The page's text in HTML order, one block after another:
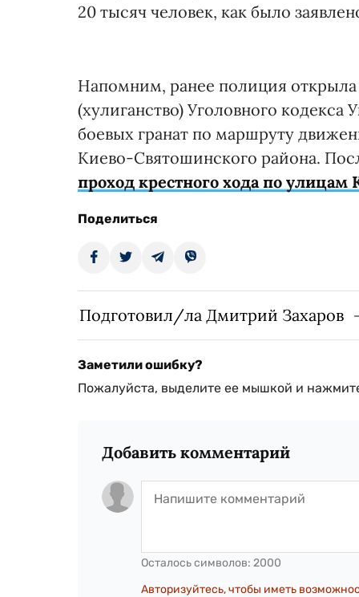
20 тысяч человек, как было
Напомним, ранее полиция открыла
(хулиганство) Уголовного
боевых гранат по маршруту
Киево-Святошинского района.
проход крестного хода по улицам
Поделиться
Подготовил/ла Дмитрий Захаров
Заметили ошибку?
Пожалуйста, выделите ее мышкой и
Добавить комментарий
Осталось символов: 2000
Авторизуйтесь, чтобы иметь